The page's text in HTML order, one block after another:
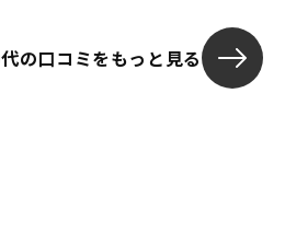
利をさらに優
回りのさらな
さらに長期保
の口コミをもっと見る